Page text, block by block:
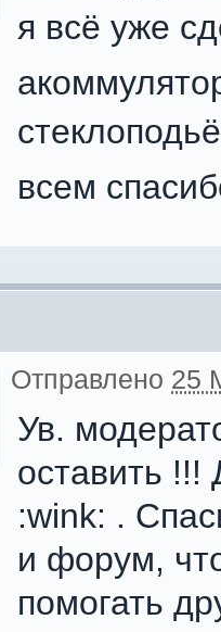
я всё уже
всем
Отправлено 25
Ув.
оставить
:wink: .
и форум,
помогать